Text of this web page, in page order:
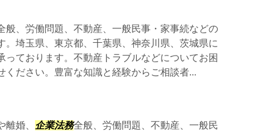
般、労働問題、不動産、一般民事・家事続などの
。埼玉県、東京都、千葉県、神奈川県、茨城県に
っております。不動産トラブルなどについてお困
ください。豊富な知識と経験からご相談者...
婚、 企業法務全般、労働問題、不動産、一般民